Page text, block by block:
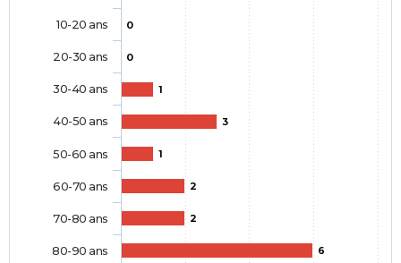
0
0
1
3
1
2
2
6
10-20 ans
20-30 ans
30-40 ans
40-50 ans
50-60 ans
60-70 ans
70-80 ans
80-90 ans